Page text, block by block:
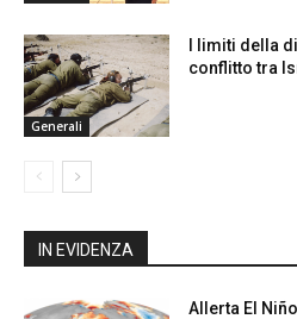
Generali
I limiti della
conflitto tra
IN EVIDENZA
Allerta El